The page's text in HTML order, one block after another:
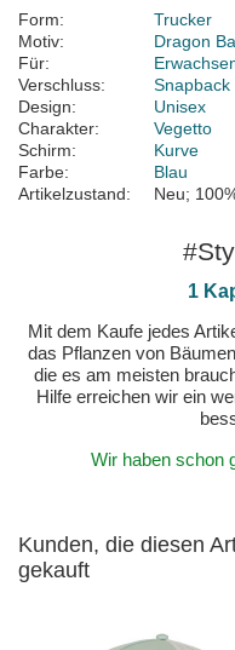
Form:
Trucker
Motiv:
Dragon
Für:
Verschluss:
Snapback
Design:
Unisex
Charakter:
Vegetto
Schirm:
Kurve
Farbe:
Blau
Artikelzustand:
Neu;
1
Mit dem Kaufe jedes
das Pflanzen von
die es am meisten
Hilfe erreichen wir ein
Wir haben schon
Kunden, die diesen
gekauft